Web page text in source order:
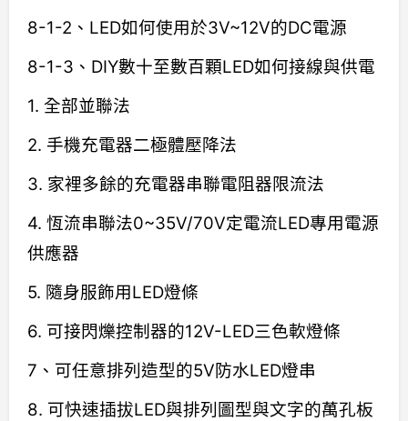
8-1-2、LED如何使用於3V~12V的DC電源
8-1-3、DIY數十至數百顆LED如何接線與供電
1. 全部並聯法
2. 手機充電器二極體壓降法
3. 家裡多餘的充電器串聯電阻器限流法
4. 恆流串聯法0~35V/70V定電流LED專用電源
供應器
5. 隨身服飾用LED燈條
6. 可接閃爍控制器的12V-LED三色軟燈條
7、可任意排列造型的5V防水LED燈串
8. 可快速插拔LED與排列圖型與文字的萬孔板